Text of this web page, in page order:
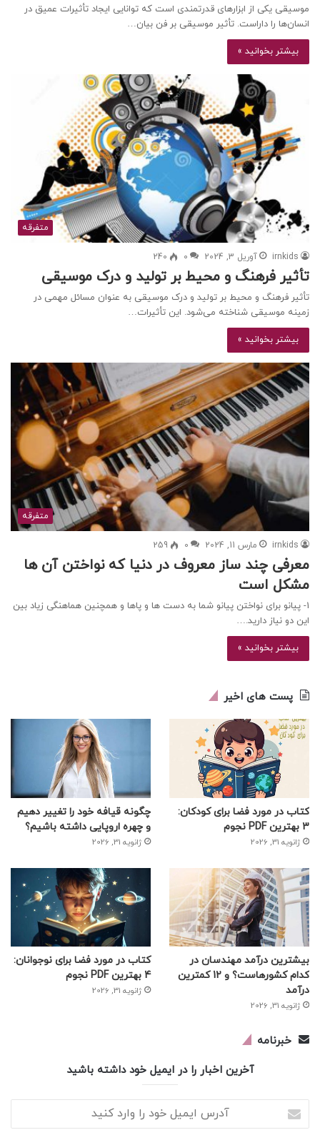
موسیقی یکی از ابزارهای قدرتمندی است که توانایی ایجاد تأثیرات عمیق در
انسان‌ها را داراست. تأثیر موسیقی بر فن بیان…
بیشتر بخوانید »
متفرقه
irnkids آوریل 3, 2024 0
240
تأثیر فرهنگ و محیط بر تولید و درک موسیقی
تأثیر فرهنگ و محیط بر تولید و درک موسیقی به عنوان مسائل مهمی در
زمینه موسیقی شناخته می‌شود. این تأثیرات…
بیشتر بخوانید »
متفرقه
irnkids مارس 11, 2024 0
259
معرفی چند ساز معروف در دنیا که نواختن آن ها
مشکل است
1- پیانو برای نواختن پیانو شما به دست ها و پاها و همچنین هماهنگی زیاد بین
این دو نیاز دارید.…
بیشتر بخوانید »
پست های اخیر
کتاب در مورد فضا برای کودکان:
3 بهترین PDF نجوم
ژانویه 31, 2026
چگونه قیافه خود را تغییر دهیم
و چهره اروپایی داشته باشیم؟
ژانویه 31, 2026
بیشترین درآمد مهندسان در
کدام کشورهاست؟ و 12 کمترین
درآمد
ژانویه 31, 2026
کتاب در مورد فضا برای نوجوانان:
4 بهترین PDF نجوم
ژانویه 31, 2026
خبرنامه
آخرین اخبار را در ایمیل خود داشته باشید
ایمیل